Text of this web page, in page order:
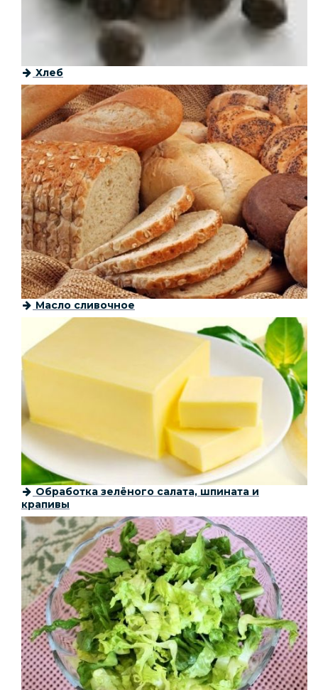
Хлеб
Масло сливочное
Обработка зелёного салата, шпината и
крапивы